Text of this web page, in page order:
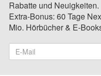
Rabatte und Neuigkeiten.
Extra-Bonus: 60 Tage
Mio. Hörbücher & E-